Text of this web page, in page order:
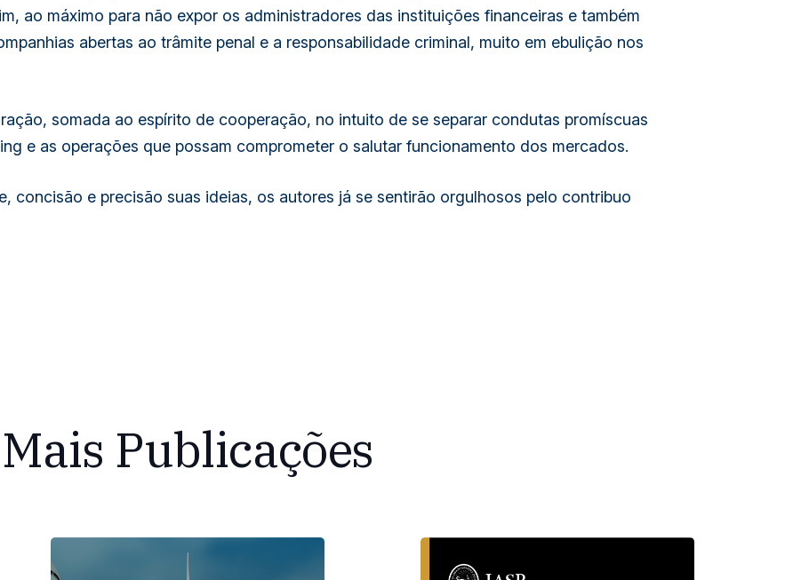
13.506/2017
quantidade
ao máximo para não expor os administradores das instituições financeiras e também
abertas ao trâmite penal e a responsabilidade criminal, muito em ebulição nos
somada ao espírito de cooperação, no intuito de se separar condutas promíscuas
e as operações que possam comprometer o salutar funcionamento dos mercados.
concisão e precisão suas ideias, os autores já se sentirão orgulhosos pelo contribuo
Mais Publicações